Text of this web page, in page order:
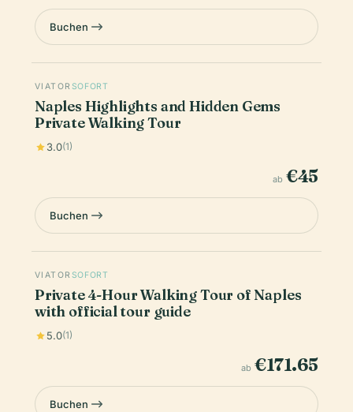
Buchen
VIATOR SOFORT
Naples Highlights and Hidden Gems
Private Walking Tour
3.0(1)
ab €45
Buchen
VIATOR SOFORT
Private 4-Hour Walking Tour of Naples
with official tour guide
5.0(1)
ab €171.65
Buchen